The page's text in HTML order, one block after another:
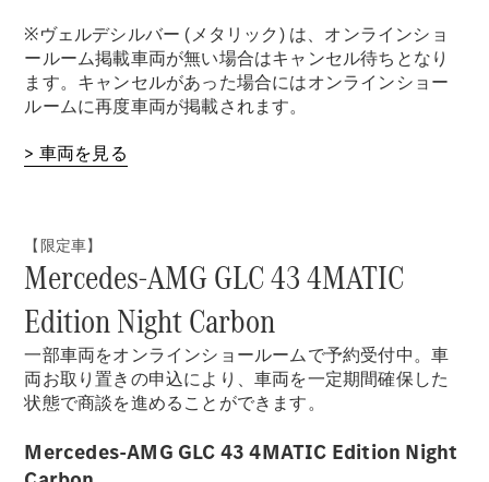
※ヴェルデシルバー (メタリック) は、オンラインショ
ールーム掲載車両が無い場合はキャンセル待ちとなり
ます。キャンセルがあった場合にはオンラインショー
ルームに再度車両が掲載されます。
> 車両を見る
【限定車】
Mercedes-AMG GLC 43 4MATIC
Edition Night Carbon
一部車両をオンラインショールームで予約受付中。車
両お取り置きの申込により、車両を一定期間確保した
状態で商談を進めることができます。
Mercedes-AMG GLC 43 4MATIC Edition Night